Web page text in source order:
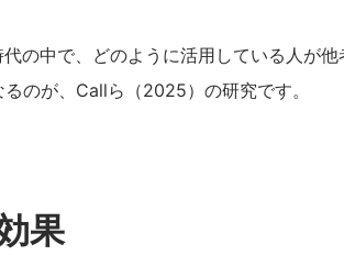
の中で、どのように活用している人が
のが、Callら（2025）の研究です。
果